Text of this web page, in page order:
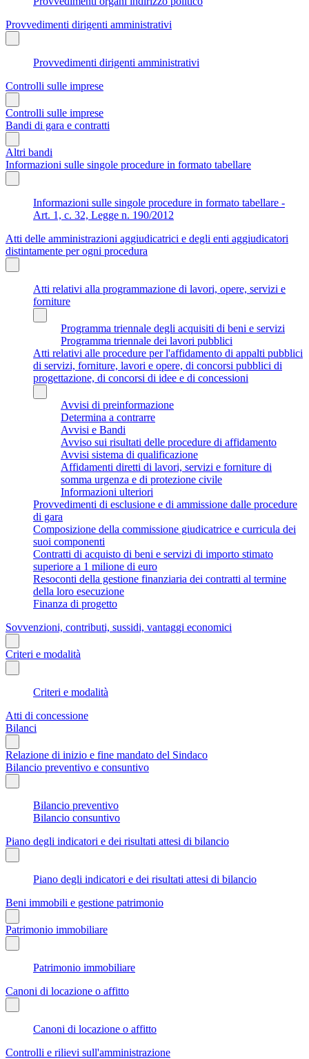
Provvedimenti dirigenti amministrativi
Provvedimenti dirigenti amministrativi
Controlli sulle imprese
Controlli sulle imprese
Bandi di gara e contratti
Altri bandi
Informazioni sulle singole procedure in formato tabellare
Informazioni sulle singole procedure in formato tabellare -
Art. 1, c. 32, Legge n. 190/2012
Atti delle amministrazioni aggiudicatrici e degli enti aggiudicatori
distintamente per ogni procedura
Atti relativi alla programmazione di lavori, opere, servizi e
forniture
Programma triennale degli acquisiti di beni e servizi
Programma triennale dei lavori pubblici
Atti relativi alle procedure per l'affidamento di appalti pubblici
di servizi, forniture, lavori e opere, di concorsi pubblici di
progettazione, di concorsi di idee e di concessioni
Avvisi di preinformazione
Determina a contrarre
Avvisi e Bandi
Avviso sui risultati delle procedure di affidamento
Avvisi sistema di qualificazione
Affidamenti diretti di lavori, servizi e forniture di
somma urgenza e di protezione civile
Informazioni ulteriori
Provvedimenti di esclusione e di ammissione dalle procedure
di gara
Composizione della commissione giudicatrice e curricula dei
suoi componenti
Contratti di acquisto di beni e servizi di importo stimato
superiore a 1 milione di euro
Resoconti della gestione finanziaria dei contratti al termine
della loro esecuzione
Finanza di progetto
Sovvenzioni, contributi, sussidi, vantaggi economici
Criteri e modalità
Criteri e modalità
Atti di concessione
Bilanci
Relazione di inizio e fine mandato del Sindaco
Bilancio preventivo e consuntivo
Bilancio preventivo
Bilancio consuntivo
Piano degli indicatori e dei risultati attesi di bilancio
Piano degli indicatori e dei risultati attesi di bilancio
Beni immobili e gestione patrimonio
Patrimonio immobiliare
Patrimonio immobiliare
Canoni di locazione o affitto
Canoni di locazione o affitto
Controlli e rilievi sull'amministrazione